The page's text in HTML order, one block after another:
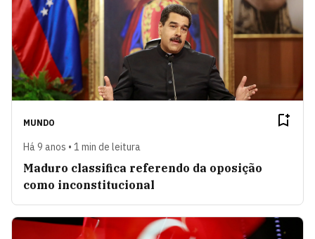
MUNDO
Há 9 anos • 1 min de leitura
Maduro classifica referendo da oposição
como inconstitucional